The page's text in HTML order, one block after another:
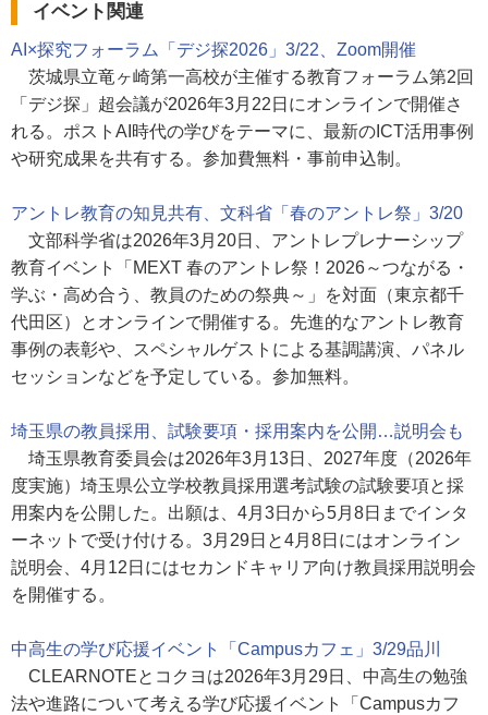
イベント関連
AI×探究フォーラム「デジ探2026」3/22、Zoom開催
茨城県立竜ヶ崎第一高校が主催する教育フォーラム第2回
「デジ探」超会議が2026年3月22日にオンラインで開催さ
れる。ポストAI時代の学びをテーマに、最新のICT活用事例
や研究成果を共有する。参加費無料・事前申込制。
アントレ教育の知見共有、文科省「春のアントレ祭」3/20
文部科学省は2026年3月20日、アントレプレナーシップ
教育イベント「MEXT 春のアントレ祭！2026～つながる・
学ぶ・高め合う、教員のための祭典～」を対面（東京都千
代田区）とオンラインで開催する。先進的なアントレ教育
事例の表彰や、スペシャルゲストによる基調講演、パネル
セッションなどを予定している。参加無料。
埼玉県の教員採用、試験要項・採用案内を公開…説明会も
埼玉県教育委員会は2026年3月13日、2027年度（2026年
度実施）埼玉県公立学校教員採用選考試験の試験要項と採
用案内を公開した。出願は、4月3日から5月8日までインタ
ーネットで受け付ける。3月29日と4月8日にはオンライン
説明会、4月12日にはセカンドキャリア向け教員採用説明会
を開催する。
中高生の学び応援イベント「Campusカフェ」3/29品川
CLEARNOTEとコクヨは2026年3月29日、中高生の勉強
法や進路について考える学び応援イベント「Campusカフ